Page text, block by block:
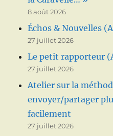
8 août 2026
Échos & Nouvelles
27 juillet 2026
Le petit rapporteur
27 juillet 2026
Atelier sur la
envoyer/partager
facilement
27 juillet 2026